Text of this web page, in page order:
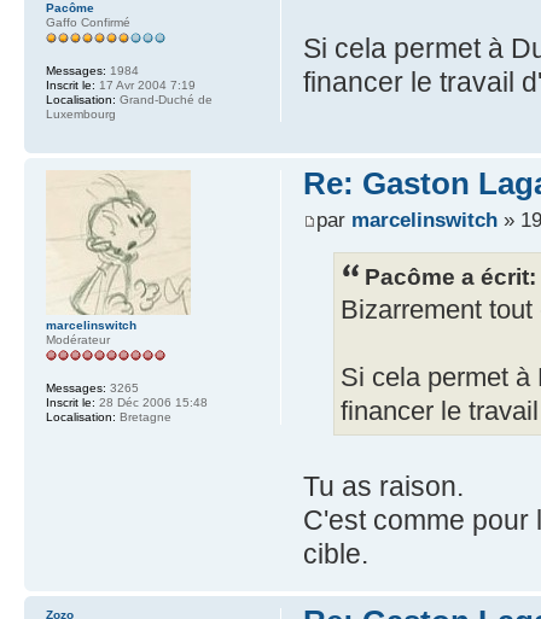
Si cela permet à
financer le travail
Pacôme
Gaffo Confirmé
Messages: 1984
Inscrit le: 17 Avr 2004 7:19
Localisation: Grand-Duché de
Luxembourg
Re: Gaston
par marcelinswitch»
Pacôme a écrit:
Bizarrement
Si cela permet à
financer le
Tu as raison.
C'est comme pour
cible.
marcelinswitch
Modérateur
Messages: 3265
Inscrit le: 28 Déc 2006 15:48
Localisation: Bretagne
Zozo